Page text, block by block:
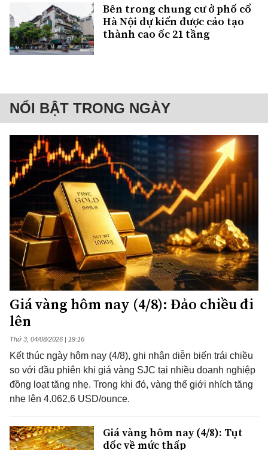
Bên trong chung cư ở phố cổ
Hà Nội dự kiến được cảo tạo
thành cao ốc 21 tầng
NỔI BẬT TRONG NGÀY
Giá vàng hôm nay (4/8): Đảo chiều đi
lên
Thứ 3, 04/08/2026 | 19:16
Kết thúc ngày hôm nay (4/8), ghi nhận diễn biến trái chiều
so với đầu phiên khi giá vàng SJC tại nhiều doanh nghiệp
đồng loạt tăng nhẹ. Trong khi đó, vàng thế giới nhích tăng
nhẹ lên 4.062,6 USD/ounce.
Giá vàng hôm nay (4/8): Tụt
dốc về mức thấp